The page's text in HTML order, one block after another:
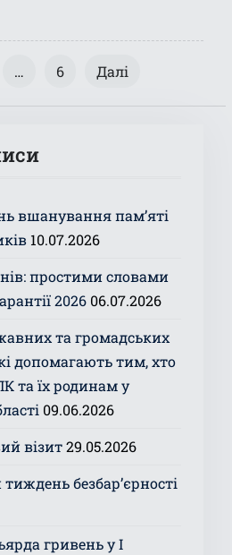
… 6 Далі
вшанування пам’яті
10.07.2026
простими словами
2026 06.07.2026
та громадських
допомагають тим, хто
та їх родинам у
09.06.2026
візит 29.05.2026
безбар’єрності
гривень у І